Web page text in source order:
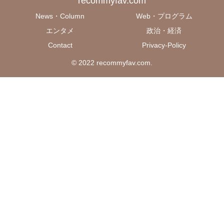
News・Column
Web・プログラム
エンタメ
政治・経済
Contact
Privacy-Policy
© 2022 recommyfav.com.